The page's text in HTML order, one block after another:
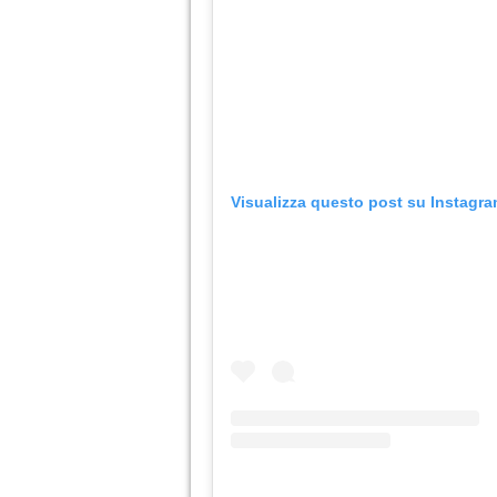
Visualizza questo post su